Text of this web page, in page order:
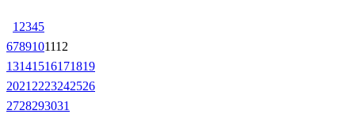
1 2345
6789101112
13141516171819
2021 2223242526
2728293031